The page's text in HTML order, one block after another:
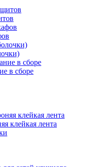
в сборе
клейкая лента